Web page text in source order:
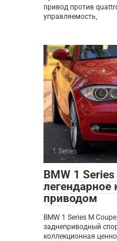
привод против
управляемость,
1 Series
BMW 1
легендарное
приводом
BMW 1 Series M
заднеприводный
коллекционная